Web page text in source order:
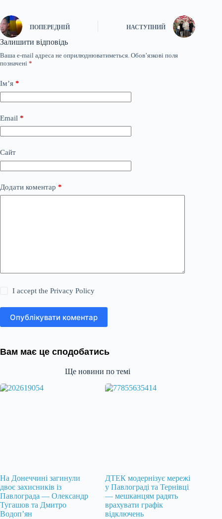
ПОПЕРЕДНІЙ НАСТУПНИЙ
Залишити відповідь
Ваша e-mail адреса не оприлюднюватиметься. Обов’язкові поля
позначені *
Ім’я *
Email *
Сайт
Додати коментар *
I accept thePrivacy Policy
Опублікувати коментар
Вам має це сподобатись
Ще новини по темі
На Донеччині загинули
двоє захисників із
Павлограда — Олександр
Тугашов та Дмитро
Водоп’ян
ДТЕК модернізує мережі
у Павлограді та Тернівці
— мешканцям радять
врахувати графік
відключень